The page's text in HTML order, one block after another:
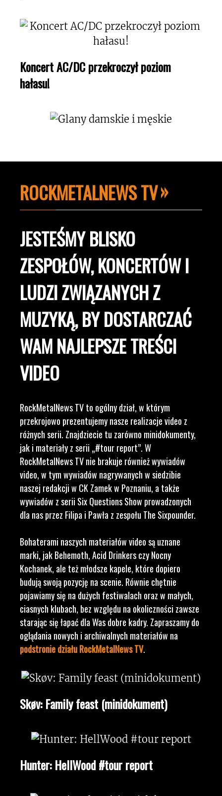
Koncert AC/DC przekroczył poziom
hałasu!
ROCKMETALNEWS TV
JESTEŚMY BLISKO
ZESPOŁÓW, KONCERTÓW I
LUDZI ZWIĄZANYCH Z
MUZYKĄ, BY DOSTARCZAĆ
WAM NAJLEPSZE TREŚCI
VIDEO
RockMetalNews TV to ogólny dział, w którym
przekrojowo prezentujemy nasze realizacje video z
różnych serii. Znajdziecie tu zarówno minidokumenty,
jak i materiały z serii „#tour report”. W
RockMetalNews TV nie brakuje również wywiadów
video, w tym wywiadów nagrywanych w siedzibie
naszej redakcji w CK Zamek w Poznaniu, a także
wywiadów z serii Six Questions Show prowadzonych
dla nas przez Filipa i Pawła z zespołu The Sixpounder.
Bohaterami naszych materiałów video są uznane
marki, jak Behemoth, Acid Drinkers czy Nocny
Kochanek, ale też młodsze kapele, które dopiero
budują swoją pozycję na scenie. Równie chętnie
pojawiamy się na dużych festiwalach oraz w małych,
ciasnych klubach, bez względu na okoliczności zawsze
starając się łapać dla Was dobre kadry. Zapraszamy do
oglądania nowych i archiwalnych materiałów na
podstronie działu RockMetalNews TV.
Skøv: Family feast (minidokument)
Hunter: HellWood #tour report